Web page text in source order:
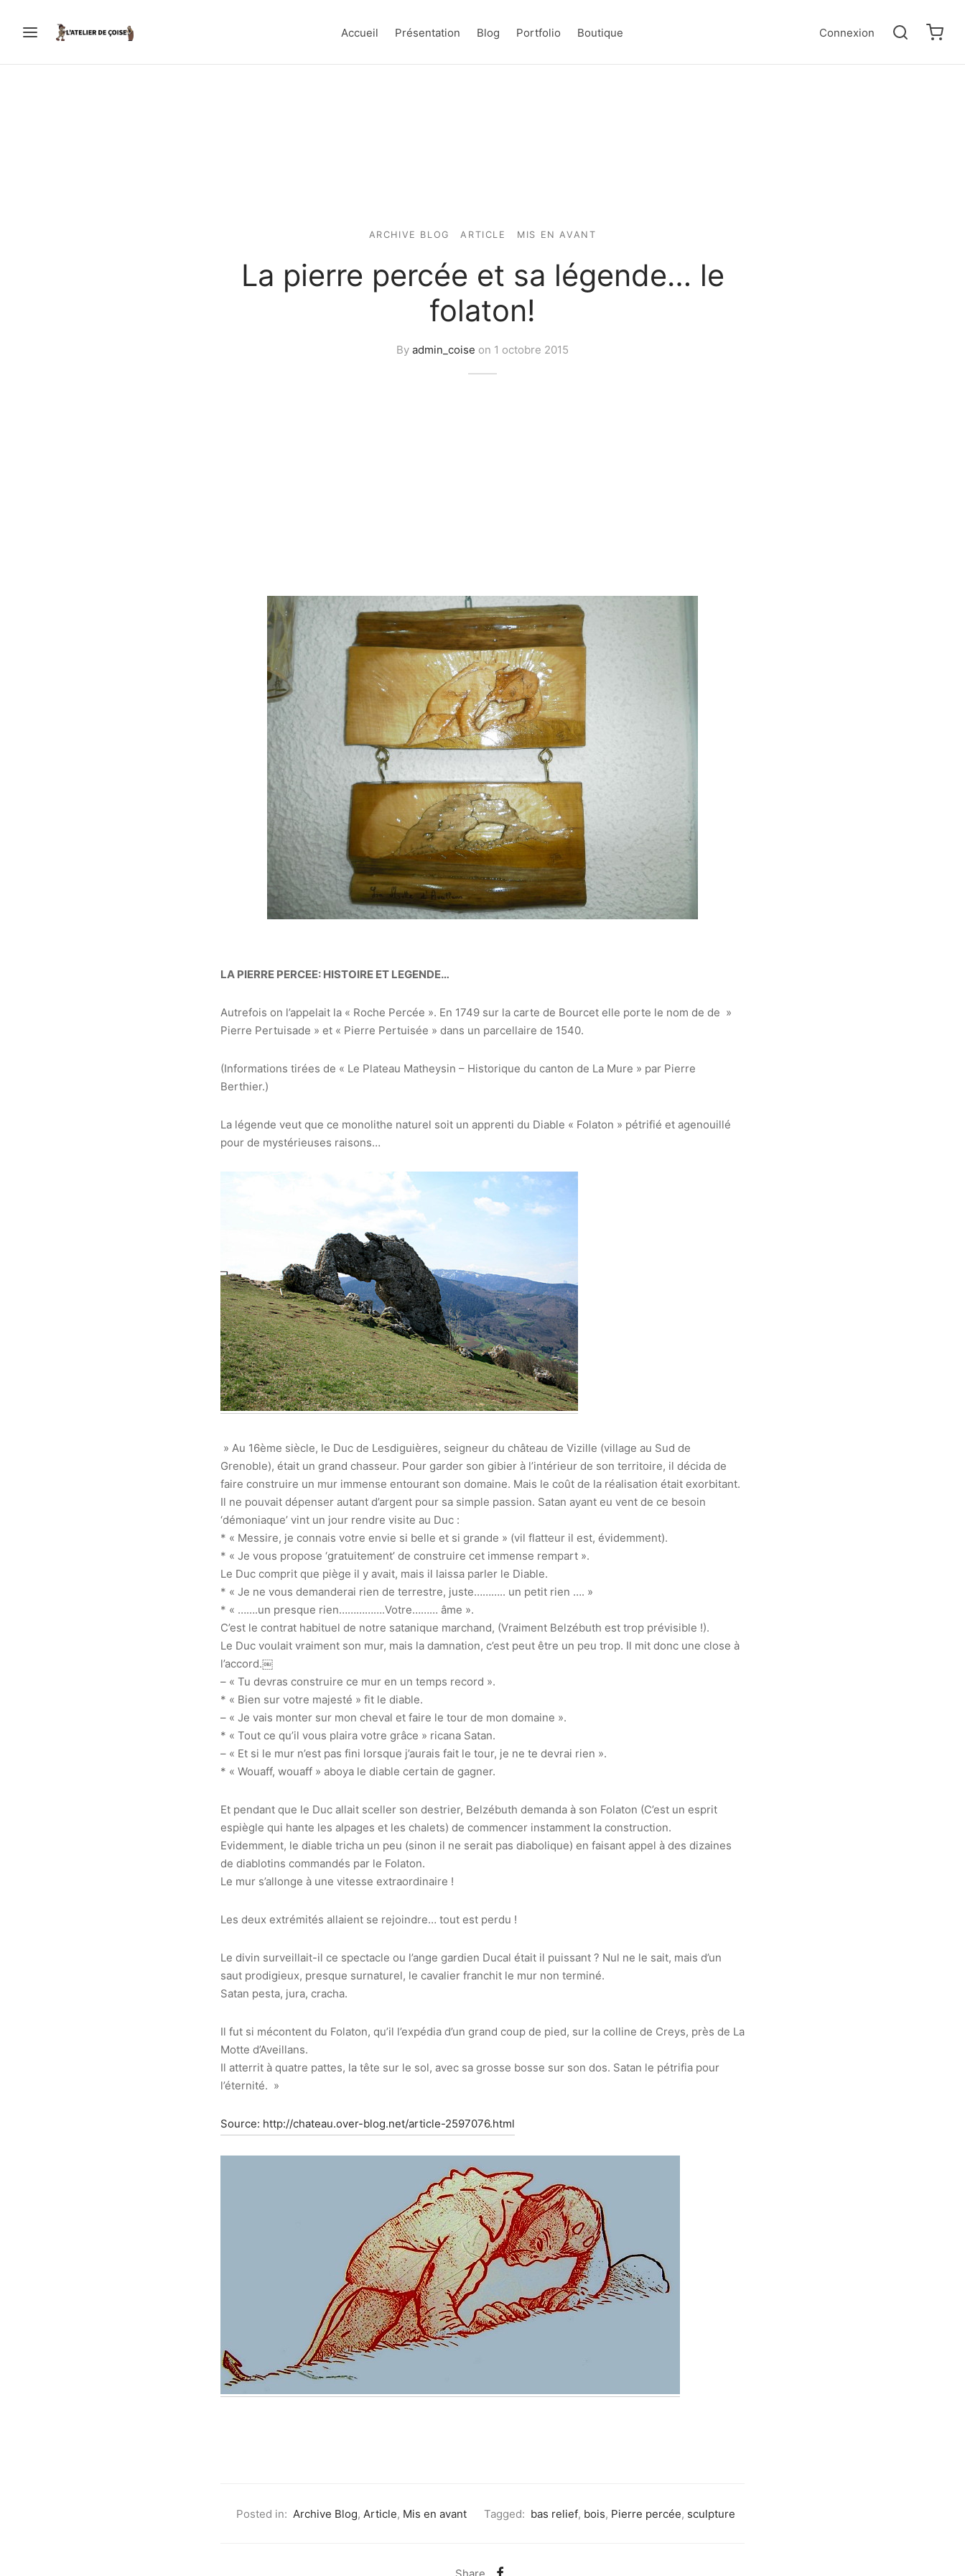
Accueil Présentation Blog Portfolio Boutique Connexion
ARCHIVE BLOG ARTICLE MIS EN AVANT
La pierre percée et sa légende… le
folaton!
By admin_coise on 1 octobre 2015
LA PIERRE PERCEE: HISTOIRE ET LEGENDE…
Autrefois on l’appelait la « Roche Percée ». En 1749 sur la carte de Bourcet elle porte le nom de de »
Pierre Pertuisade » et « Pierre Pertuisée » dans un parcellaire de 1540.
(Informations tirées de « Le Plateau Matheysin – Historique du canton de La Mure » par Pierre
Berthier.)
La légende veut que ce monolithe naturel soit un apprenti du Diable « Folaton » pétrifié et agenouillé
pour de mystérieuses raisons…
» Au 16ème siècle, le Duc de Lesdiguières, seigneur du château de Vizille (village au Sud de
Grenoble), était un grand chasseur. Pour garder son gibier à l’intérieur de son territoire, il décida de
faire construire un mur immense entourant son domaine. Mais le coût de la réalisation était exorbitant.
Il ne pouvait dépenser autant d’argent pour sa simple passion. Satan ayant eu vent de ce besoin
‘démoniaque’ vint un jour rendre visite au Duc :
* « Messire, je connais votre envie si belle et si grande » (vil flatteur il est, évidemment).
* « Je vous propose ‘gratuitement’ de construire cet immense rempart ».
Le Duc comprit que piège il y avait, mais il laissa parler le Diable.
* « Je ne vous demanderai rien de terrestre, juste……….. un petit rien …. »
* « …….un presque rien…………….Votre……… âme ».
C’est le contrat habituel de notre satanique marchand, (Vraiment Belzébuth est trop prévisible !).
Le Duc voulait vraiment son mur, mais la damnation, c’est peut être un peu trop. Il mit donc une close à
l’accord.￼
– « Tu devras construire ce mur en un temps record ».
* « Bien sur votre majesté » fit le diable.
– « Je vais monter sur mon cheval et faire le tour de mon domaine ».
* « Tout ce qu’il vous plaira votre grâce » ricana Satan.
– « Et si le mur n’est pas fini lorsque j’aurais fait le tour, je ne te devrai rien ».
* « Wouaff, wouaff » aboya le diable certain de gagner.
Et pendant que le Duc allait sceller son destrier, Belzébuth demanda à son Folaton (C’est un esprit
espiègle qui hante les alpages et les chalets) de commencer instamment la construction.
Evidemment, le diable tricha un peu (sinon il ne serait pas diabolique) en faisant appel à des dizaines
de diablotins commandés par le Folaton.
Le mur s’allonge à une vitesse extraordinaire !
Les deux extrémités allaient se rejoindre… tout est perdu !
Le divin surveillait-il ce spectacle ou l’ange gardien Ducal était il puissant ? Nul ne le sait, mais d’un
saut prodigieux, presque surnaturel, le cavalier franchit le mur non terminé.
Satan pesta, jura, cracha.
Il fut si mécontent du Folaton, qu’il l’expédia d’un grand coup de pied, sur la colline de Creys, près de La
Motte d’Aveillans.
Il atterrit à quatre pattes, la tête sur le sol, avec sa grosse bosse sur son dos. Satan le pétrifia pour
l’éternité. »
Source: http://chateau.over-blog.net/article-2597076.html
Posted in: Archive Blog, Article, Mis en avant Tagged: bas relief, bois, Pierre percée, sculpture
Share